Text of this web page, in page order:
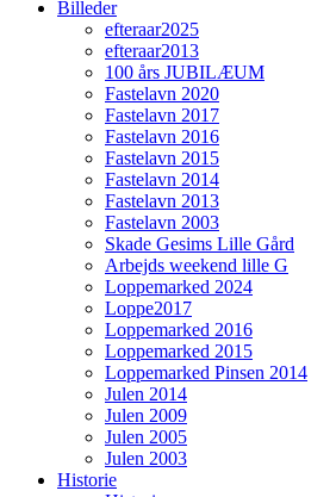
Billeder
efteraar2025
efteraar2013
100 års JUBILÆUM
Fastelavn 2020
Fastelavn 2017
Fastelavn 2016
Fastelavn 2015
Fastelavn 2014
Fastelavn 2013
Fastelavn 2003
Skade Gesims Lille Gård
Arbejds weekend lille G
Loppemarked 2024
Loppe2017
Loppemarked 2016
Loppemarked 2015
Loppemarked Pinsen 2014
Julen 2014
Julen 2009
Julen 2005
Julen 2003
Historie